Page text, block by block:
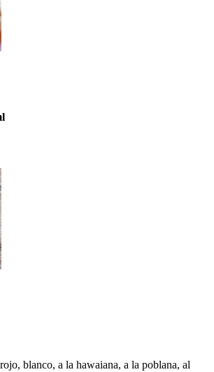
blanco, a la hawaiana, a la poblana, al